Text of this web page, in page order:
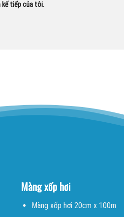
kế tiếp của tôi.
Màng xốp hơi
Màng xốp hơi 20cm x 100m